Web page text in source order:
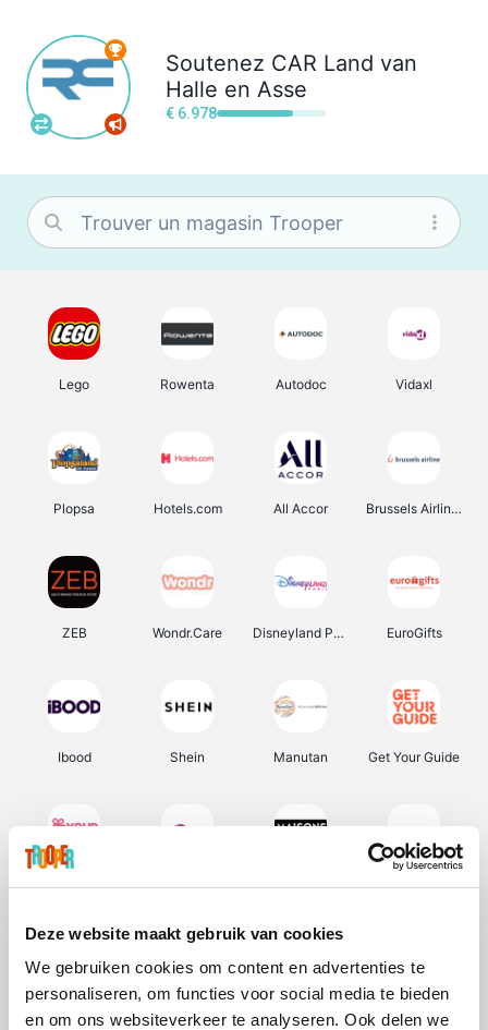
Deze website maakt gebruik van cookies
We gebruiken cookies om content en advertenties te
personaliseren, om functies voor social media te bieden
en om ons websiteverkeer te analyseren. Ook delen we
Soutenez CAR Land van
Halle en Asse
€ 6.978
Lego Rowenta Autodoc Vidaxl
Plopsa Hotels.com All Accor Brussels Airlines
ZEB Wondr.Care Disneyland Paris EuroGifts
Ibood Shein Manutan Get Your Guide